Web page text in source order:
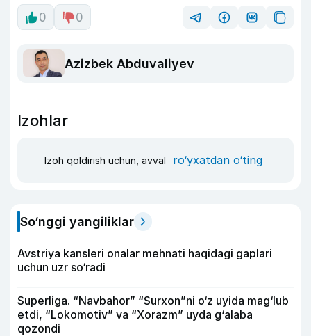
0 0
Azizbek Abduvaliyev
Izohlar
Izoh qoldirish uchun, avval ro‘yxatdan o‘ting
So‘nggi yangiliklar
Avstriya kansleri onalar mehnati haqidagi gaplari
uchun uzr so‘radi
Superliga. “Navbahor” “Surxon”ni o‘z uyida mag‘lub
etdi, “Lokomotiv” va “Xorazm” uyda g‘alaba
qozondi